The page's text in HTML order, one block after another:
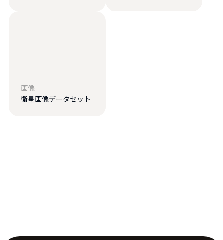
画像
衛星画像データセット